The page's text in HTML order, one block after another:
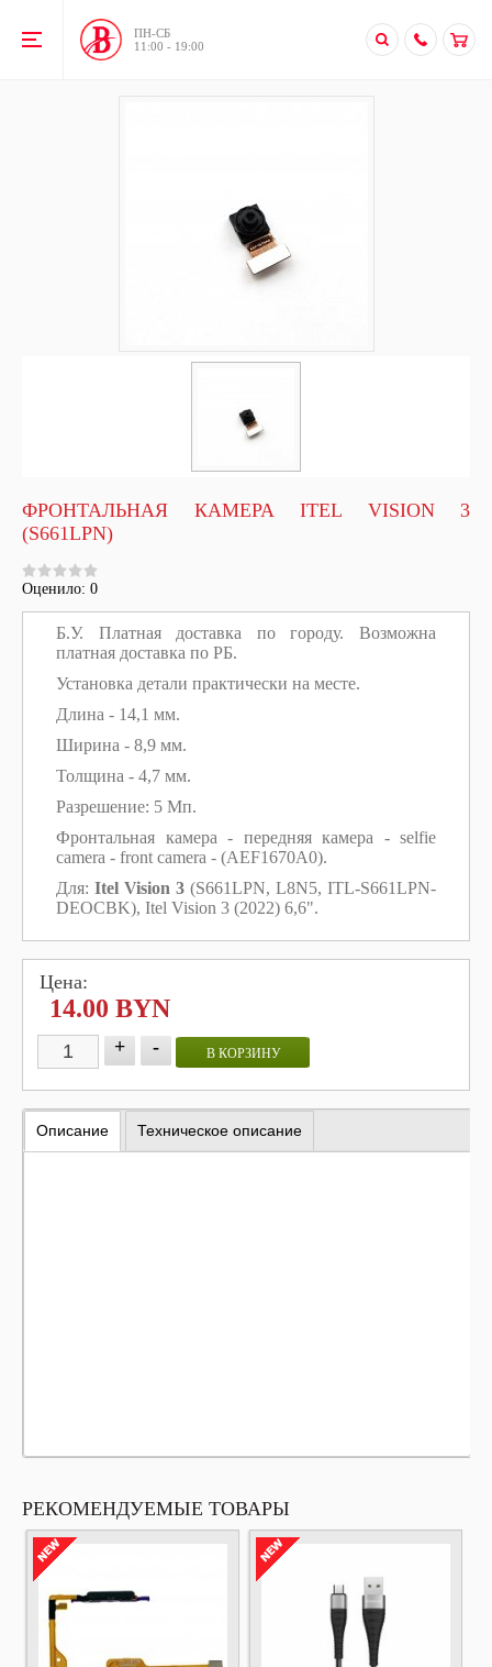
ПН-CБ
11:00 - 19:00
ФРОНТАЛЬНАЯ КАМЕРА ITEL VISION 3
(S661LPN)
Оценило: 0
Б.У. Платная доставка по городу. Возможна
платная доставка по РБ.
Установка детали практически на месте.
Длина - 14,1 мм.
Ширина - 8,9 мм.
Толщина - 4,7 мм.
Разрешение: 5 Мп.
Фронтальная камера - передняя камера - selfie
camera - front camera - (AEF1670A0).
Для: Itel Vision 3 (S661LPN, L8N5, ITL-S661LPN-
DEOCBK), Itel Vision 3 (2022) 6,6".
Цена:
14.00 BYN
+ - В КОРЗИНУ
Описание Техническое описание
РЕКОМЕНДУЕМЫЕ ТОВАРЫ